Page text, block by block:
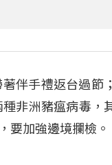
伴手禮返台過節
非洲豬瘟病毒，
要加強邊境攔檢。